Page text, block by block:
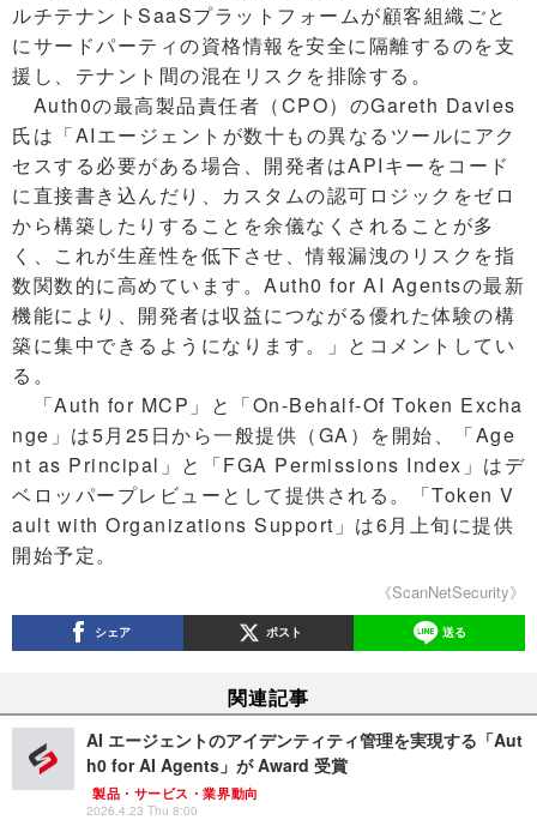
ルチテナントSaaSプラットフォームが顧客組織ごと
にサードパーティの資格情報を安全に隔離するのを支
援し、テナント間の混在リスクを排除する。
Auth0の最高製品責任者（CPO）のGareth Davies
氏は「AIエージェントが数十もの異なるツールにアク
セスする必要がある場合、開発者はAPIキーをコード
に直接書き込んだり、カスタムの認可ロジックをゼロ
から構築したりすることを余儀なくされることが多
く、これが生産性を低下させ、情報漏洩のリスクを指
数関数的に高めています。Auth0 for AI Agentsの最新
機能により、開発者は収益につながる優れた体験の構
築に集中できるようになります。」とコメントしてい
る。
「Auth for MCP」と「On-Behalf-Of Token Excha
nge」は5月25日から一般提供（GA）を開始、「Age
nt as Principal」と「FGA Permissions Index」はデ
ベロッパープレビューとして提供される。「Token V
ault with Organizations Support」は6月上旬に提供
開始予定。
《ScanNetSecurity》
シェア ポスト 送る
関連記事
AI エージェントのアイデンティティ管理を実現する「Aut
h0 for AI Agents」が Award 受賞
製品・サービス・業界動向
2026.4.23 Thu 8:00